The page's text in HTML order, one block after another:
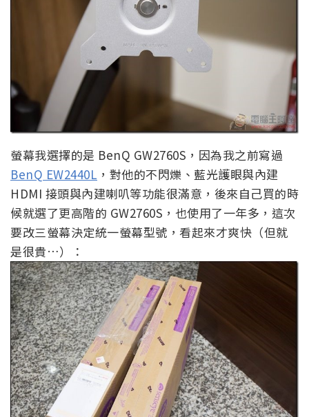
螢幕我選擇的是 BenQ GW2760S，因為我之前寫過
BenQ EW2440L ，對他的不閃爍、藍光護眼與內建
HDMI 接頭與內建喇叭等功能很滿意，後來自己買的時
候就選了更高階的 GW2760S，也使用了一年多，這次
要改三螢幕決定統一螢幕型號，看起來才爽快（但就
是很貴…）：